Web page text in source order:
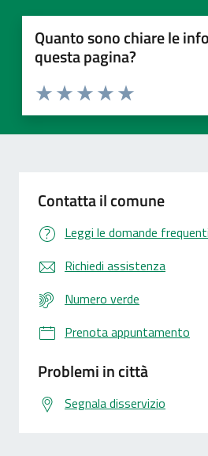
Quanto sono chiare le
questa pagina?
Valuta 5 stelle
Valuta 4 stelle su 5
Valuta 3 stelle su 5
Valuta 2 stelle su 5
Valuta 1 stelle su 5
Contatta il comune
Leggi le domande frequenti
Richiedi assistenza
Numero verde
Prenota appuntamento
Problemi in città
Segnala disservizio